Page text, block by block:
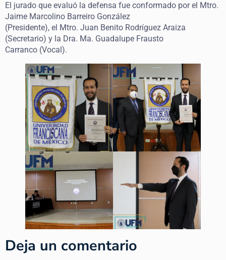
El jurado que evaluó la defensa fue conformado por el Mtro.
Jaime Marcolino Barreiro González
(Presidente), el Mtro. Juan Benito Rodríguez Araiza
(Secretario) y la Dra. Ma. Guadalupe Frausto
Carranco (Vocal).
Deja un comentario